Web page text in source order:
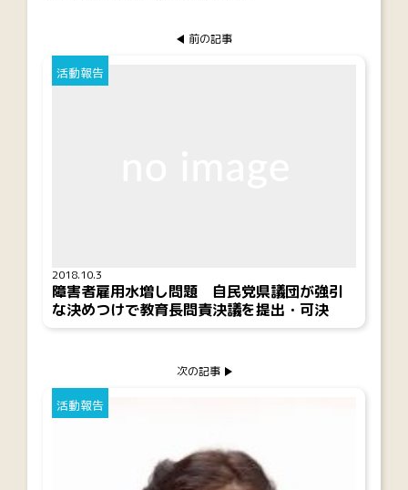
前の記事
2018.10.3
活動報告
障害者雇用水増し問題 自民党県議団が強引
な決めつけで教育長問責決議を提出・可決
活動報告
次の記事